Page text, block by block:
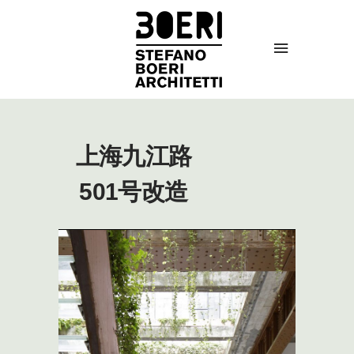
上海九江路
501号改造